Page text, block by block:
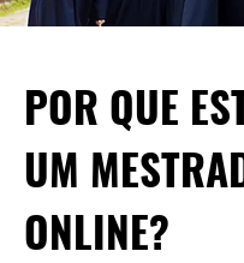
POR QUE
UM
ONLINE?